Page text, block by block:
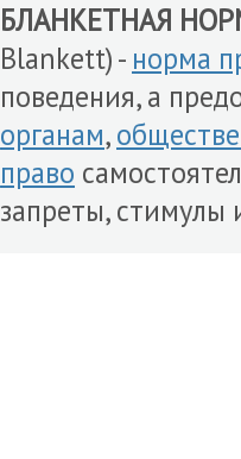
БЛАНКЕТНАЯ
Blankett) - норма
поведения, а
органам,
право
запреты, стимулы